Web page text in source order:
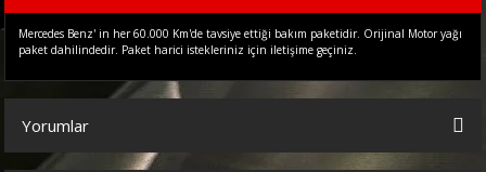
Mercedes Benz' in her 60.000 Km'de tavsiye ettiği bakım paketidir. Orijinal Motor yağı
paket dahilindedir. Paket harici istekleriniz için iletişime geçiniz.
Yorumlar